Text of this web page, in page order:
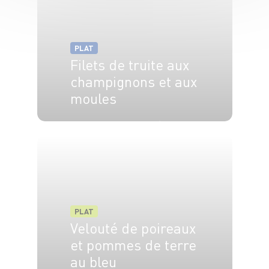
PLAT
Filets de truite aux
champignons et aux
moules
PLAT
Velouté de poireaux
et pommes de terre
au bleu